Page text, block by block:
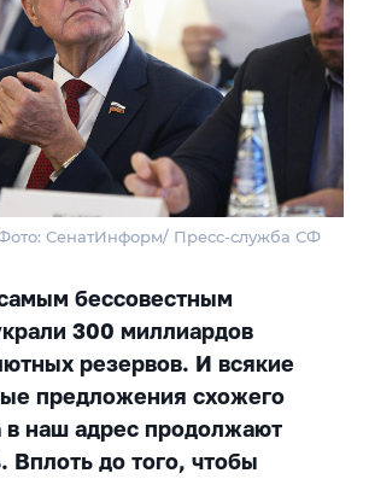
СенатИнформ/ Пресс-служба СФ
бессовестным
300 миллиардов
резервов. И всякие
предложения схожего
в наш адрес продолжают
Вплоть до того, чтобы